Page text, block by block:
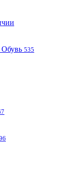
535